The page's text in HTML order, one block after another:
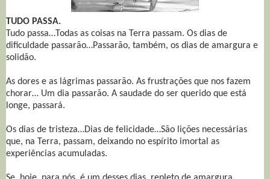
TUDO PASSA.
Tudo passa…Todas as coisas na Terra passam. Os dias de
dificuldade passarão…Passarão, também, os dias de amargura e
solidão.
As dores e as lágrimas passarão. As frustrações que nos fazem
chorar… Um dia passarão. A saudade do ser querido que está
longe, passará.
Os dias de tristeza…Dias de felicidade…São lições necessárias
que, na Terra, passam, deixando no espírito imortal as
experiências acumuladas.